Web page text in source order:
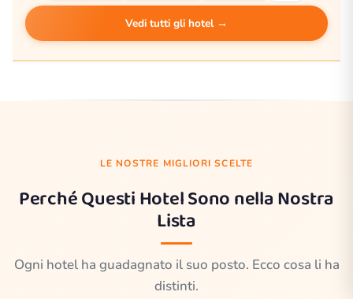
Vedi tutti gli hotel →
LE NOSTRE MIGLIORI SCELTE
Perché Questi Hotel Sono nella Nostra
Lista
Ogni hotel ha guadagnato il suo posto. Ecco cosa li ha
distinti.